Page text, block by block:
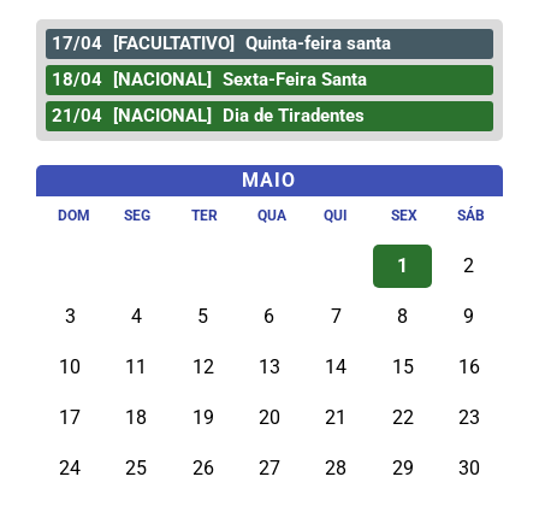
17/04 [FACULTATIVO]
Quinta-feira santa
18/04
[NACIONAL]
Sexta-Feira Santa
21/04
[NACIONAL] Dia de Tiradentes
MAIO
DOM SEG TER QUA QUI SEX SÁB
1 2
3 4 5 6 7 8 9
10 11 12 13 14 15 16
17 18 19 20 21 22 23
24 25 26 27 28 29 30